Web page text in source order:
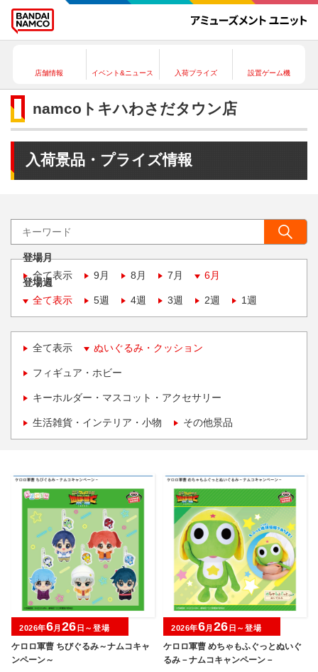
店舗情報 イベント&ニュース 入荷プライズ 設置ゲーム機
namcoトキハわさだタウン店
入荷景品・プライズ情報
登場月
全て表示
9月 8月 7月 6月
登場週
全て表示
5週 4週 3週 2週 1週
全て表示 ぬいぐるみ・クッション
フィギュア・ホビー
キーホルダー・マスコット・アクセサリー
生活雑貨・インテリア・小物 その他景品
ケロロ軍曹 ちびぐるみ～ナムコキャ
ンペーン～
2026年6月 26 日～登場
ケロロ軍曹 めちゃもふぐっとぬいぐ
るみ－ナムコキャンペーン－
2026年6月 26 日～登場